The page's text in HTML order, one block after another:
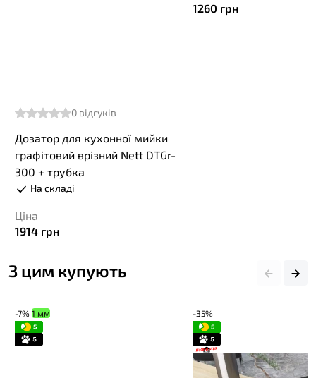
0 відгуків
Дозатор для кухонної мийки
графітовий врізний Nett DTGr-
300 + трубка
На складі
Ціна
1914 грн
1260 грн
З цим купують
-7% 1 мм -35%